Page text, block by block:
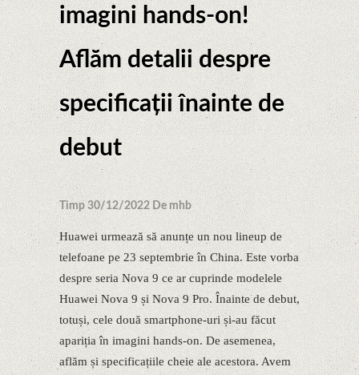
imagini hands-on!
Aflăm detalii despre
specificații înainte de
debut
Timp 30/12/2022 De mhb
Huawei urmează să anunțe un nou lineup de
telefoane pe 23 septembrie în China. Este vorba
despre seria Nova 9 ce ar cuprinde modelele
Huawei Nova 9 și Nova 9 Pro. Înainte de debut,
totuși, cele două smartphone-uri și-au făcut
apariția în imagini hands-on. De asemenea,
aflăm și specificațiile cheie ale acestora. Avem